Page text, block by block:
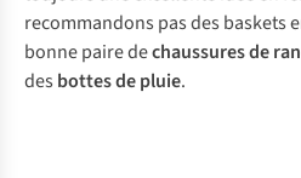
recommandons pas des baskets
bonne paire dechaussures de
des bottes de pluie.